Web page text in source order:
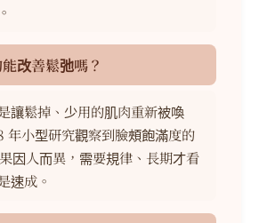
改善鬆弛嗎？
讓鬆掉、少用的肌肉重新被喚
年小型研究觀察到臉頰飽滿度的
因人而異，需要規律、長期才看
速成。